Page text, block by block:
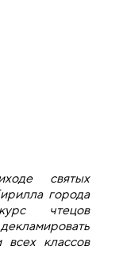
святых
города
чтецов
всех классов